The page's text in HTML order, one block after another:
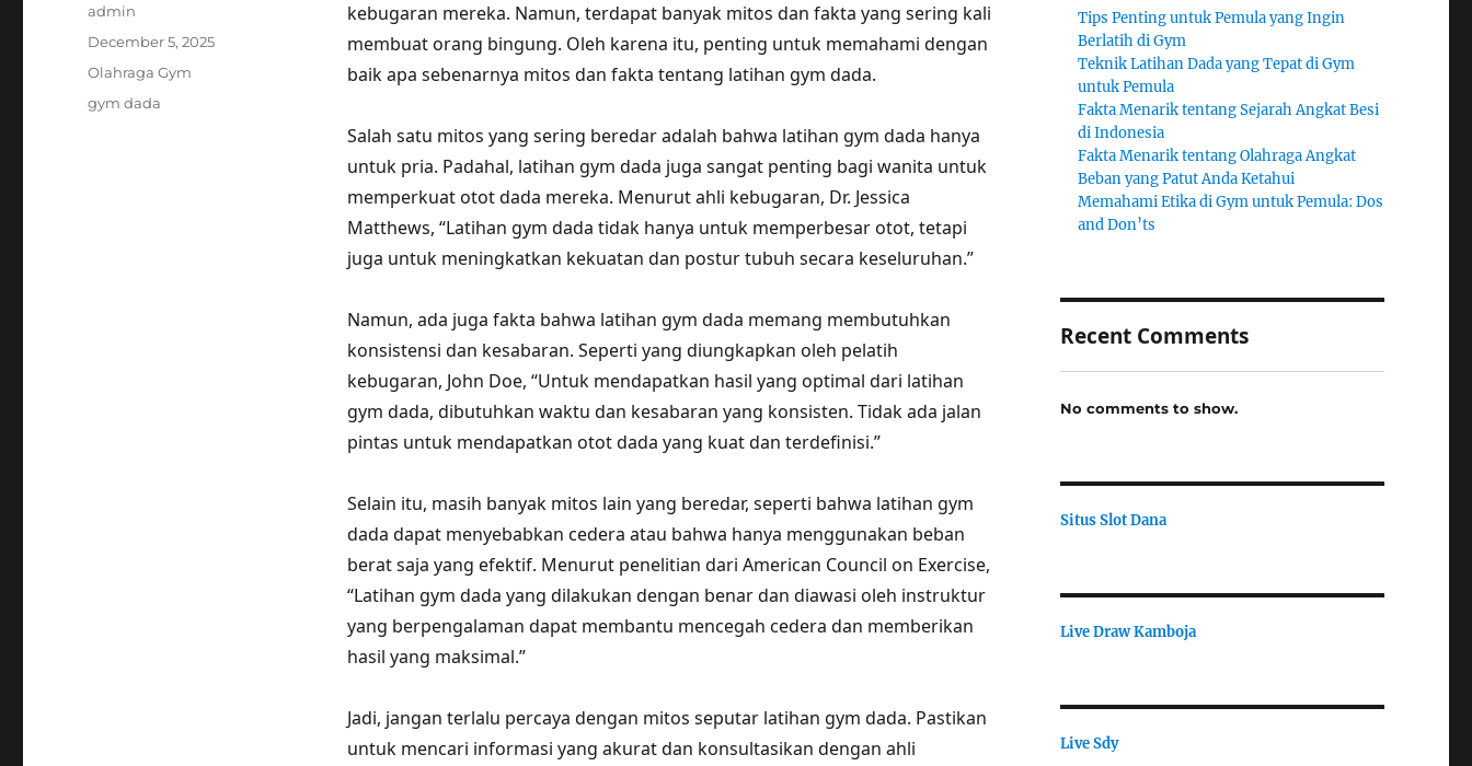
kebugaran mereka. Namun, terdapat banyak mitos dan fakta yang sering kali
membuat orang bingung. Oleh karena itu, penting untuk memahami dengan
baik apa sebenarnya mitos dan fakta tentang latihan gym dada.
Salah satu mitos yang sering beredar adalah bahwa latihan gym dada hanya
untuk pria. Padahal, latihan gym dada juga sangat penting bagi wanita untuk
memperkuat otot dada mereka. Menurut ahli kebugaran, Dr. Jessica
Matthews, “Latihan gym dada tidak hanya untuk memperbesar otot, tetapi
juga untuk meningkatkan kekuatan dan postur tubuh secara keseluruhan.”
Namun, ada juga fakta bahwa latihan gym dada memang membutuhkan
konsistensi dan kesabaran. Seperti yang diungkapkan oleh pelatih
kebugaran, John Doe, “Untuk mendapatkan hasil yang optimal dari latihan
gym dada, dibutuhkan waktu dan kesabaran yang konsisten. Tidak ada jalan
pintas untuk mendapatkan otot dada yang kuat dan terdefinisi.”
Selain itu, masih banyak mitos lain yang beredar, seperti bahwa latihan gym
dada dapat menyebabkan cedera atau bahwa hanya menggunakan beban
berat saja yang efektif. Menurut penelitian dari American Council on Exercise,
“Latihan gym dada yang dilakukan dengan benar dan diawasi oleh instruktur
yang berpengalaman dapat membantu mencegah cedera dan memberikan
hasil yang maksimal.”
Jadi, jangan terlalu percaya dengan mitos seputar latihan gym dada. Pastikan
untuk mencari informasi yang akurat dan konsultasikan dengan ahli
Author
admin
Posted
on
December 5, 2025
Categories
Olahraga Gym
Tags
gym dada
Tips Penting untuk Pemula yang Ingin
Berlatih di Gym
Teknik Latihan Dada yang Tepat di Gym
untuk Pemula
Fakta Menarik tentang Sejarah Angkat Besi
di Indonesia
Fakta Menarik tentang Olahraga Angkat
Beban yang Patut Anda Ketahui
Memahami Etika di Gym untuk Pemula: Dos
and Don’ts
Recent Comments
No comments to show.
Situs Slot Dana
Live Draw Kamboja
Live Sdy